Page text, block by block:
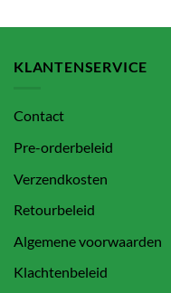
KLANTENSERVICE
Contact
Pre-orderbeleid
Verzendkosten
Retourbeleid
Algemene voorwaarden
Klachtenbeleid